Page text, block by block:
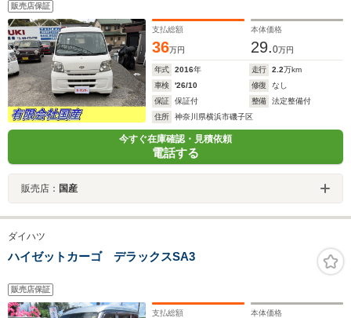
販売店保証
支払総額
36万円
本体価格
29.0万円
年式 2016年 走行 2.2万km
車検
'26/10 修復
なし
保証
保証付 整備
法定整備付
住所
神奈川県横浜市磯子区
今すぐ在庫確認・見積依頼
電話する
販売店： 国産
ダイハツ
ハイゼットカーゴ デラックスSA3
販売店保証
支払総額 本体価格